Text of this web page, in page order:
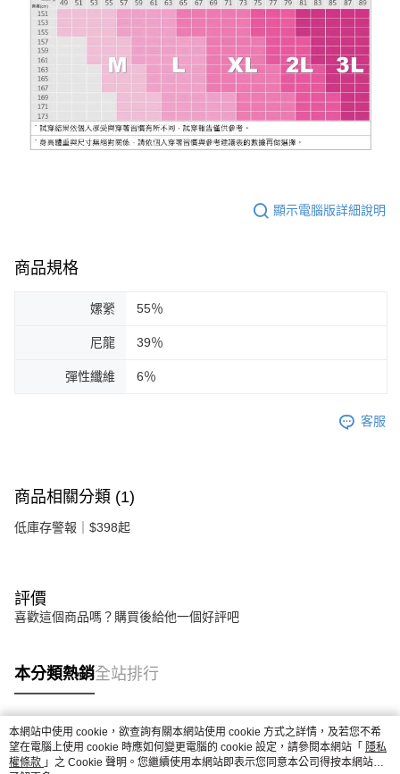
顯示電腦版詳細說明
商品規格
嫘縈 55％
尼龍 39％
彈性纖維 6％
客服
商品相關分類 (1)
低庫存警報｜$398起
評價
喜歡這個商品嗎？購買後給他一個好評吧
本分類熱銷全站排行
熱門標籤
本網站中使用 cookie，欲查詢有關本網站使用 cookie 方式之詳情，及若您不希
望在電腦上使用 cookie 時應如何變更電腦的 cookie 設定，請參閱本網站「 隱私
權條款 」之 Cookie 聲明。您繼續使用本網站即表示您同意本公司得按本網站使